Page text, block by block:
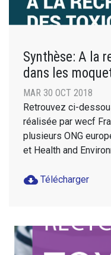
Synthèse: A la
dans les
MAR 30 OCT 2018
Retrouvez ci-
réalisée par wecf
plusieurs ONG
et Health and
cloud_download Télécharger